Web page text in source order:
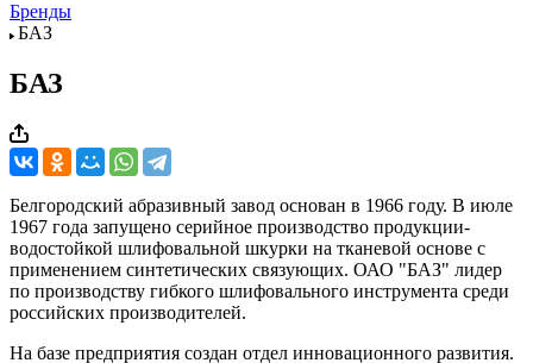
Бренды
БАЗ
БАЗ
Белгородский абразивный завод основан в 1966 году. В июле
1967 года запущено серийное производство продукции-
водостойкой шлифовальной шкурки на тканевой основе с
применением синтетических связующих. ОАО "БАЗ" лидер
по производству гибкого шлифовального инструмента среди
российских производителей.
На базе предприятия создан отдел инновационного развития.